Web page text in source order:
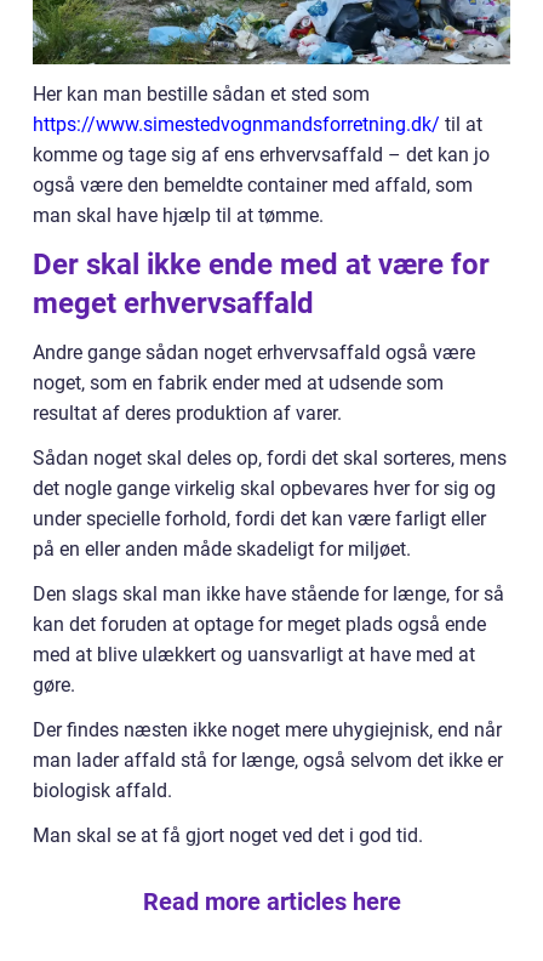
Her kan man bestille sådan et sted som
https://www.simestedvognmandsforretning.dk/ til at
komme og tage sig af ens erhvervsaffald – det kan jo
også være den bemeldte container med affald, som
man skal have hjælp til at tømme.
Der skal ikke ende med at være for
meget erhvervsaffald
Andre gange sådan noget erhvervsaffald også være
noget, som en fabrik ender med at udsende som
resultat af deres produktion af varer.
Sådan noget skal deles op, fordi det skal sorteres, mens
det nogle gange virkelig skal opbevares hver for sig og
under specielle forhold, fordi det kan være farligt eller
på en eller anden måde skadeligt for miljøet.
Den slags skal man ikke have stående for længe, for så
kan det foruden at optage for meget plads også ende
med at blive ulækkert og uansvarligt at have med at
gøre.
Der findes næsten ikke noget mere uhygiejnisk, end når
man lader affald stå for længe, også selvom det ikke er
biologisk affald.
Man skal se at få gjort noget ved det i god tid.
Read more articles here